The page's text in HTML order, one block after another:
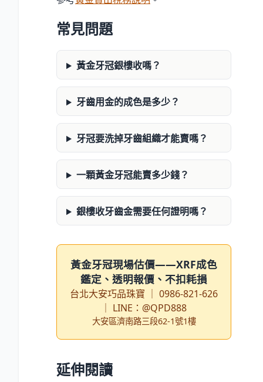
常見問題
黃金牙冠銀樓收嗎？
牙齒用金的成色是多少？
牙冠要洗掉牙齒組織才能賣嗎？
一顆黃金牙冠能賣多少錢？
銀樓收牙齒金需要任何證明嗎？
黃金牙冠現場估價——XRF成色
鑑定、透明報價、不扣耗損
台北大安巧品珠寶 ｜ 0986-821-626
｜ LINE：@QPD888
大安區濟南路三段62-1號1樓
延伸閱讀